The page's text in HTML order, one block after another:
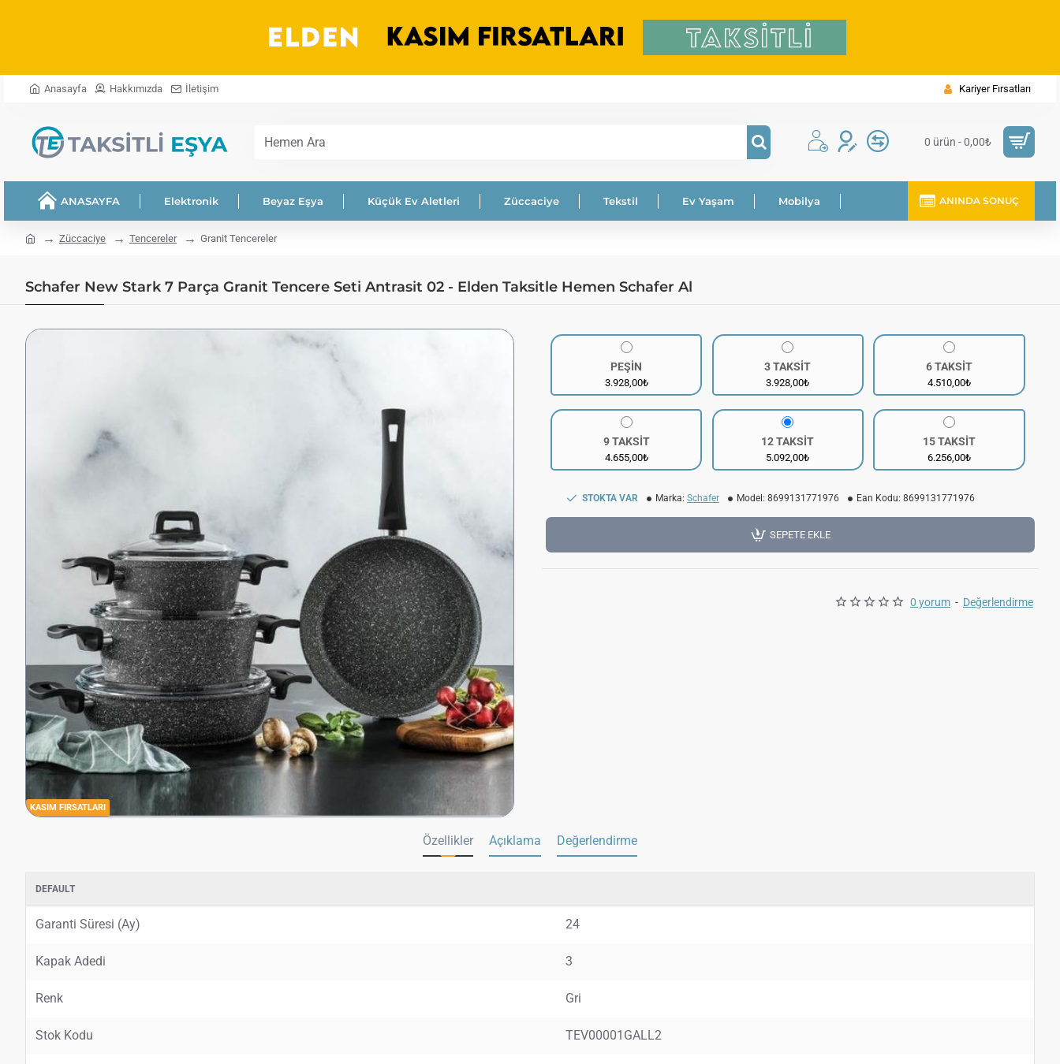
Anasayfa Hakkımızda İletişim Kariyer Fırsatları
Hemen
0 ürün - 0,00₺
ANASAYFA Elektronik Beyaz Eşya Küçük Ev Aletleri Züccaciye Tekstil Ev Yaşam Mobilya ANINDA SONUÇ
homeZüccaciye Tencereler Granit Tencereler
Schafer New Stark 7 Parça Granit Tencere Seti Antrasit 02 - Elden Taksitle Hemen Schafer Al
KASIM FIRSATLARI
0 yorum - Değerlendirme
PEŞİN
3.928,00₺
3 TAKSİT
3.928,00₺
6 TAKSİT
4.510,00₺
9 TAKSİT
4.655,00₺
12 TAKSİT
5.092,00₺
15 TAKSİT
6.256,00₺
STOKTA VAR Marka: Schafer Model: 8699131771976 Ean Kodu: 8699131771976
SEPETE EKLE
Özellikler Açıklama Değerlendirme
DEFAULT
Garanti Süresi (Ay) 24
Kapak Adedi 3
Renk Gri
Stok Kodu TEV00001GALL2